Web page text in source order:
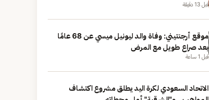
قبل 13 دقيقة
موقع أرجنتيني: وفاة والد ليونيل ميسي عن 68 عامًا
بعد صراع طويل مع المرض
قبل 1 ساعة
الاتحاد السعودي لكرة اليد يطلق مشروع اكتشاف